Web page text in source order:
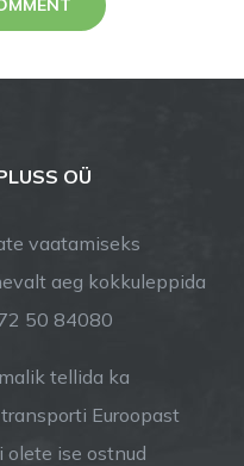
OÜ
vaatamiseks
aeg kokkuleppida
50 84080
tellida ka
Euroopast
olete ise ostnud